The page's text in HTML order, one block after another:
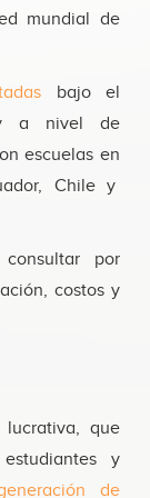
mundial de
bajo el
y a nivel de
escuelas en
Chile y
por
costos y
que
y
de